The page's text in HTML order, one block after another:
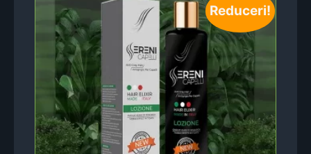
Reduceri!